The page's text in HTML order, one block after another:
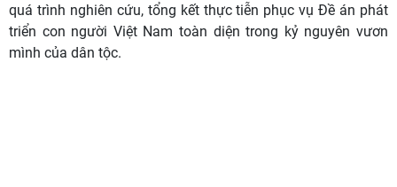
quá trình nghiên cứu, tổng kết thực tiễn phục vụ Đề án phát
triển con người Việt Nam toàn diện trong kỷ nguyên vươn
mình của dân tộc.